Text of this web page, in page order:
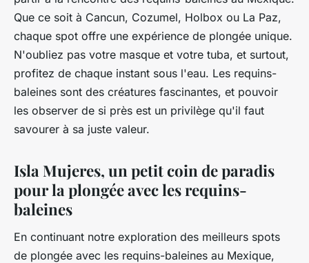
Que ce soit à Cancun, Cozumel, Holbox ou La Paz,
chaque spot offre une expérience de plongée unique.
N'oubliez pas votre masque et votre tuba, et surtout,
profitez de chaque instant sous l'eau. Les requins-
baleines sont des créatures fascinantes, et pouvoir
les observer de si près est un privilège qu'il faut
savourer à sa juste valeur.
Isla Mujeres, un petit coin de paradis
pour la plongée avec les requins-
baleines
En continuant notre exploration des meilleurs spots
de plongée avec les requins-baleines au Mexique,